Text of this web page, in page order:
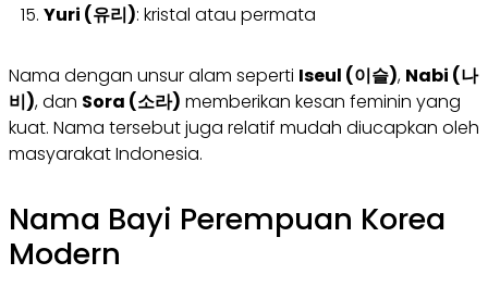
Yuri (유리): kristal atau permata
Nama dengan unsur alam seperti Iseul (이슬), Nabi (나
비), dan Sora (소라) memberikan kesan feminin yang
kuat. Nama tersebut juga relatif mudah diucapkan oleh
masyarakat Indonesia.
Nama Bayi Perempuan Korea
Modern